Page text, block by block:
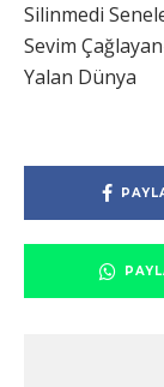
Silinmedi
Sevim
Yalan Dünya